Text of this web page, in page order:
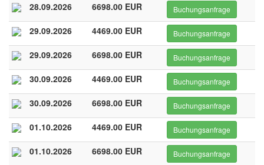
28.09.2026 6698.00 EUR Buchungsanfrage
29.09.2026 4469.00 EUR Buchungsanfrage
29.09.2026 6698.00 EUR Buchungsanfrage
30.09.2026 4469.00 EUR Buchungsanfrage
30.09.2026 6698.00 EUR Buchungsanfrage
01.10.2026 4469.00 EUR Buchungsanfrage
01.10.2026 6698.00 EUR Buchungsanfrage